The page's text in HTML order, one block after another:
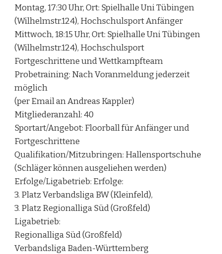
Montag, 17:30 Uhr, Ort: Spielhalle Uni Tübingen
(Wilhelmstr.124), Hochschulsport Anfänger
Mittwoch, 18:15 Uhr, Ort: Spielhalle Uni Tübingen
(Wilhelmstr.124), Hochschulsport
Fortgeschrittene und Wettkampfteam
Probetraining: Nach Voranmeldung jederzeit
möglich
(per Email an Andreas Kappler)
Mitgliederanzahl: 40
Sportart/Angebot: Floorball für Anfänger und
Fortgeschrittene
Qualifikation/Mitzubringen: Hallensportschuhe
(Schläger können ausgeliehen werden)
Erfolge/Ligabetrieb: Erfolge:
3. Platz Verbandsliga BW (Kleinfeld),
3. Platz Regionalliga Süd (Großfeld)
Ligabetrieb:
Regionalliga Süd (Großfeld)
Verbandsliga Baden-Württemberg